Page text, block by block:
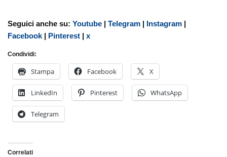
Seguici anche su:Youtube |Telegram | Instagram |
Facebook | Pinterest |x
Condividi:
Stampa Facebook X
LinkedIn Pinterest WhatsApp
Telegram
Correlati